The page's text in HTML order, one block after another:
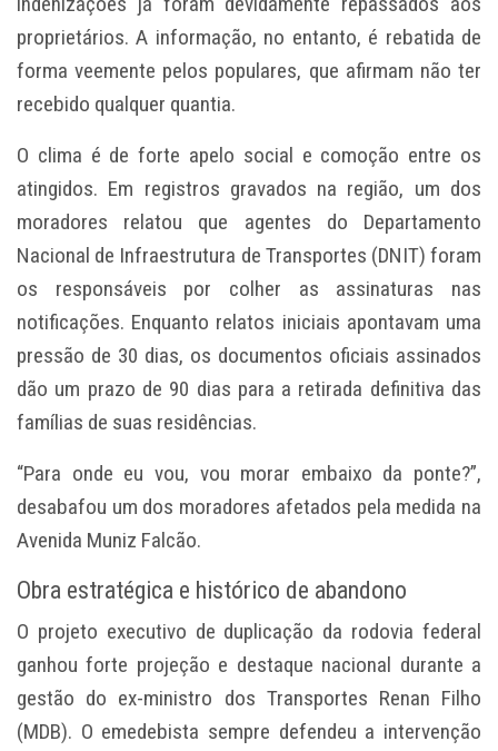
proprietários. A informação, no entanto, é rebatida de
forma veemente pelos populares, que afirmam não ter
recebido qualquer quantia.
O clima é de forte apelo social e comoção entre os
atingidos. Em registros gravados na região, um dos
moradores relatou que agentes do Departamento
Nacional de Infraestrutura de Transportes (DNIT) foram
os responsáveis por colher as assinaturas nas
notificações. Enquanto relatos iniciais apontavam uma
pressão de 30 dias, os documentos oficiais assinados
dão um prazo de 90 dias para a retirada definitiva das
famílias de suas residências.
“Para onde eu vou, vou morar embaixo da ponte?”,
desabafou um dos moradores afetados pela medida na
Avenida Muniz Falcão.
Obra estratégica e histórico de abandono
O projeto executivo de duplicação da rodovia federal
ganhou forte projeção e destaque nacional durante a
gestão do ex-ministro dos Transportes Renan Filho
(MDB). O emedebista sempre defendeu a intervenção